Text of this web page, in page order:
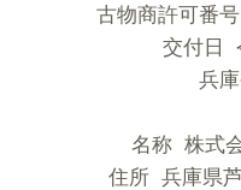
古物商許可番
交付日
兵
名称 株式
住所 兵庫県